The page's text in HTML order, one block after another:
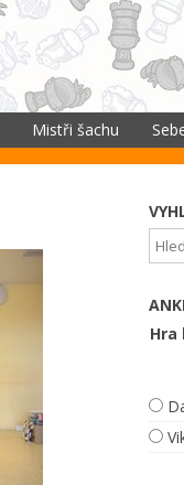
Mistři šachu
Mistři světa šachu
rozestavěny, zítra
testy
Hra